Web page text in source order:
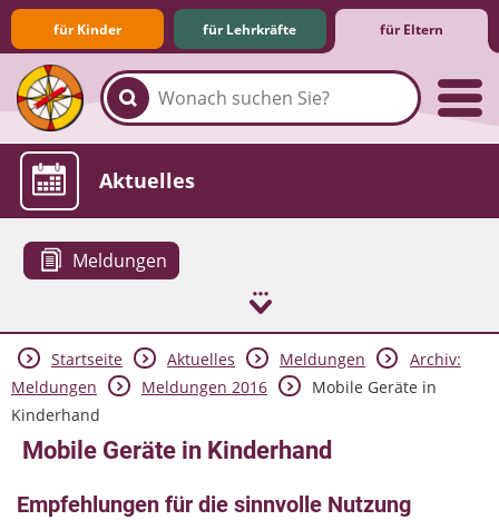
für Kinder für Lehrkräfte für Eltern
Familie & Medien
Spieletipps & Lernsoftware
Die Jüngsten im Netz
Lexikon
Aktuelles
Meldungen
Startseite Aktuelles Meldungen
Archiv:
Meldungen
Meldungen 2016
Mobile Geräte in
Kinderhand
Mobile Geräte in Kinderhand
Empfehlungen für die sinnvolle Nutzung